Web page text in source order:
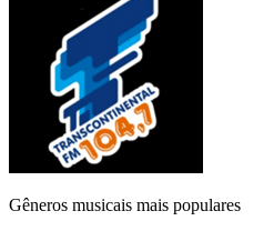
Gêneros musicais mais populares